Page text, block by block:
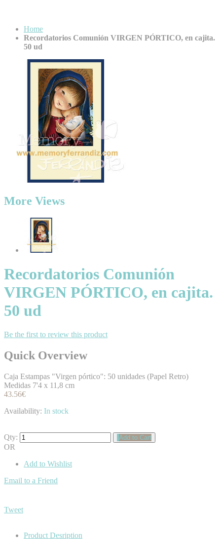
Home
Recordatorios Comunión VIRGEN PÓRTICO, en cajita.
50 ud
More Views
Recordatorios Comunión
VIRGEN PÓRTICO, en cajita.
50 ud
Be the first to review this product
Quick Overview
Caja Estampas "Virgen pórtico": 50 unidades (Papel Retro)
Medidas 7'4 x 11,8 cm
43.56€
Availability: In stock
Qty: Add to Cart
OR
Add to Wishlist
Email to a Friend
Tweet
Product Desription